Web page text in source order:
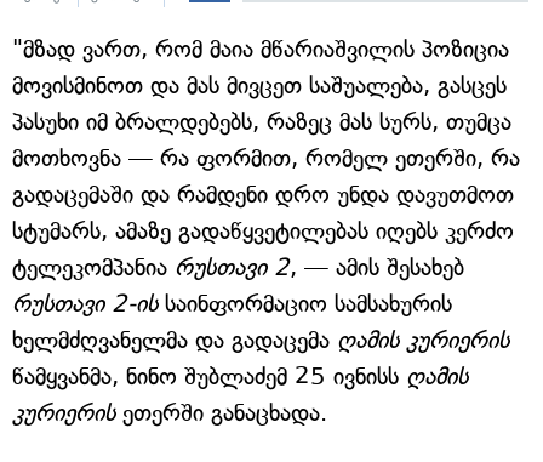
"მზად ვართ, რომ მაია მწარიაშვილის პოზიცია
მოვისმინოთ და მას მივცეთ საშუალება, გასცეს
პასუხი იმ ბრალდებებს, რაზეც მას სურს, თუმცა
მოთხოვნა — რა ფორმით, რომელ ეთერში, რა
გადაცემაში და რამდენი დრო უნდა დავუთმოთ
სტუმარს, ამაზე გადაწყვეტილებას იღებს კერძო
ტელეკომპანია რუსთავი 2, — ამის შესახებ
რუსთავი 2-ისსაინფორმაციო სამსახურის
ხელმძღვანელმა და გადაცემა ღამის კურიერის
წამყვანმა, ნინო შუბლაძემ 25 ივნისს ღამის
კურიერისეთერში განაცხადა.